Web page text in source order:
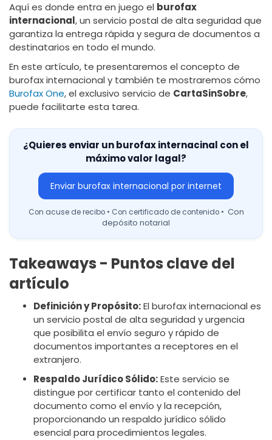
Aquí es donde entra en juego el burofax
internacional, un servicio postal de alta seguridad que
garantiza la entrega rápida y segura de documentos a
destinatarios en todo el mundo.
En este artículo, te presentaremos el concepto de
burofax internacional y también te mostraremos cómo
Burofax One, el exclusivo servicio de CartaSinSobre,
puede facilitarte esta tarea.
¿Quieres enviar un burofax internacinal con el
máximo valor lagal?
Enviar burofax internacional por internet
Con acuse de recibo • Con certificado de contenido • Con
depósito notarial
Takeaways - Puntos clave del
artículo
Definición y Propósito:El burofax internacional es
un servicio postal de alta seguridad y urgencia
que posibilita el envío seguro y rápido de
documentos importantes a receptores en el
extranjero.
Respaldo Jurídico Sólido:Este servicio se
distingue por certificar tanto el contenido del
documento como el envío y la recepción,
proporcionando un respaldo jurídico sólido
esencial para procedimientos legales.